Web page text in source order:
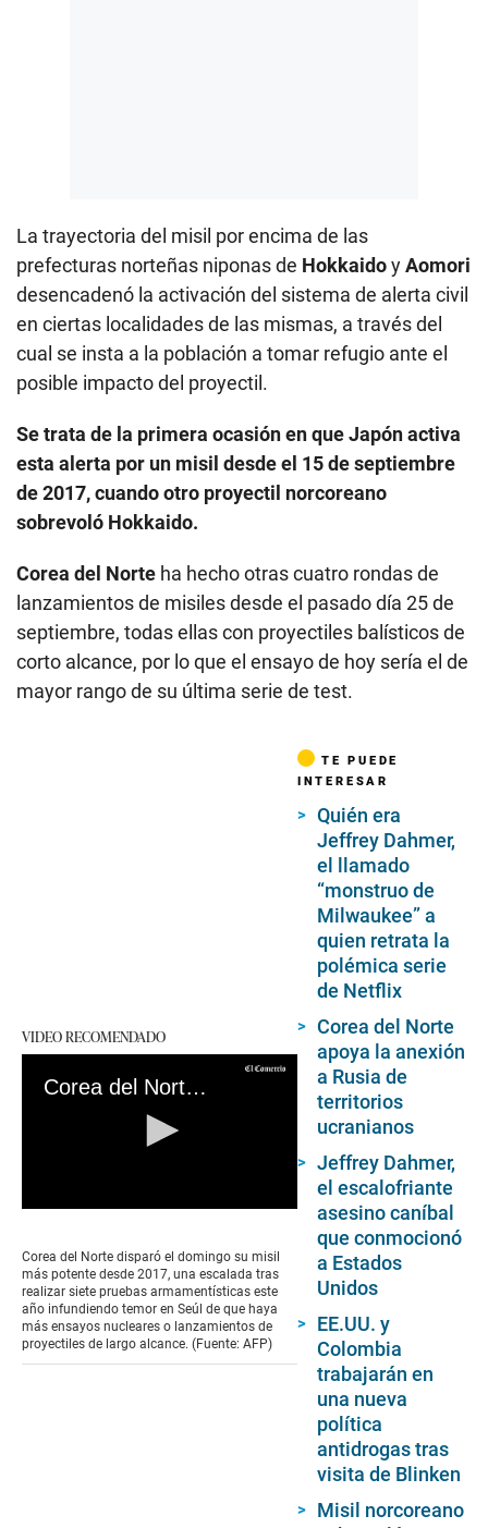
La trayectoria del misil por encima de las
prefecturas norteñas niponas de HokkaidoyAomori
desencadenó la activación del sistema de alerta civil
en ciertas localidades de las mismas, a través del
cual se insta a la población a tomar refugio ante el
posible impacto del proyectil.
Se trata de la primera ocasión en que Japón activa
esta alerta por un misil desde el 15 de septiembre
de 2017, cuando otro proyectil norcoreano
sobrevoló Hokkaido.
Corea del Norte ha hecho otras cuatro rondas de
lanzamientos de misiles desde el pasado día 25 de
septiembre, todas ellas con proyectiles balísticos de
corto alcance, por lo que el ensayo de hoy sería el de
mayor rango de su última serie de test.
VIDEO RECOMENDADO
Corea del Norte lanza su misil más potente desde 2017
of
0
seconds
Corea del Norte disparó el domingo su misil
más potente desde 2017, una escalada tras
realizar siete pruebas armamentísticas este
año infundiendo temor en Seúl de que haya
más ensayos nucleares o lanzamientos de
proyectiles de largo alcance. (Fuente: AFP)
TE PUEDE
INTERESAR
Quién era
Jeffrey Dahmer,
el llamado
“monstruo de
Milwaukee” a
quien retrata la
polémica serie
de Netflix
Corea del Norte
apoya la anexión
a Rusia de
territorios
ucranianos
Jeffrey Dahmer,
el escalofriante
asesino caníbal
que conmocionó
a Estados
Unidos
EE.UU. y
Colombia
trabajarán en
una nueva
política
antidrogas tras
visita de Blinken
Misil norcoreano